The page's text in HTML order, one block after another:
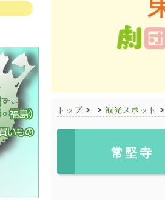
トップ > > 観光スポット
常堅寺